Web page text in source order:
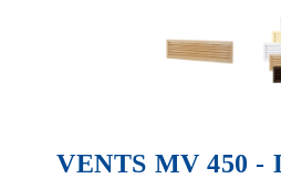
VENTS MV 450 -